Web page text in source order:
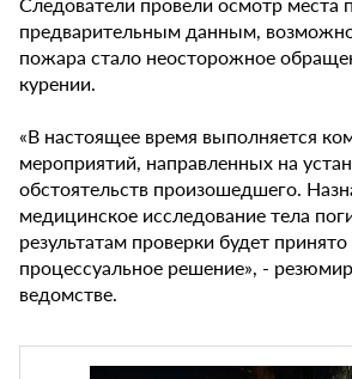
предварительным данным,
пожара стало неосторожное
курении.
«В настоящее время выполняется
мероприятий, направленных на
обстоятельств произошедшего.
медицинское исследование тела
результатам проверки будет
процессуальное решение», -
ведомстве.